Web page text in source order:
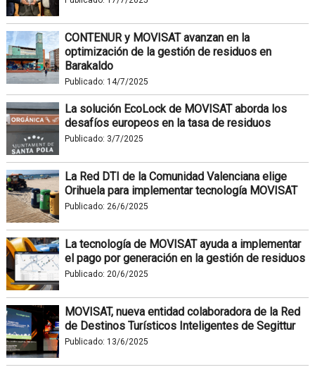
CONTENUR y MOVISAT avanzan en la
optimización de la gestión de residuos en
Barakaldo
Publicado: 14/7/2025
La solución EcoLock de MOVISAT aborda los
desafíos europeos en la tasa de residuos
Publicado: 3/7/2025
La Red DTI de la Comunidad Valenciana elige
Orihuela para implementar tecnología MOVISAT
Publicado: 26/6/2025
La tecnología de MOVISAT ayuda a implementar
el pago por generación en la gestión de residuos
Publicado: 20/6/2025
MOVISAT, nueva entidad colaboradora de la Red
de Destinos Turísticos Inteligentes de Segittur
Publicado: 13/6/2025